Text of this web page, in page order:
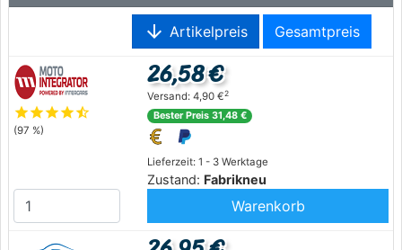
arrow_downward Artikelpreis Gesamtpreis
starstarstarstarstar_half
(97 %)
Lieferzeit: 1 - 3 Werktage
Zustand: Fabrikneu
26,58 €
Versand: 4,90 €2
Bester Preis 31,48 €
Warenkorb